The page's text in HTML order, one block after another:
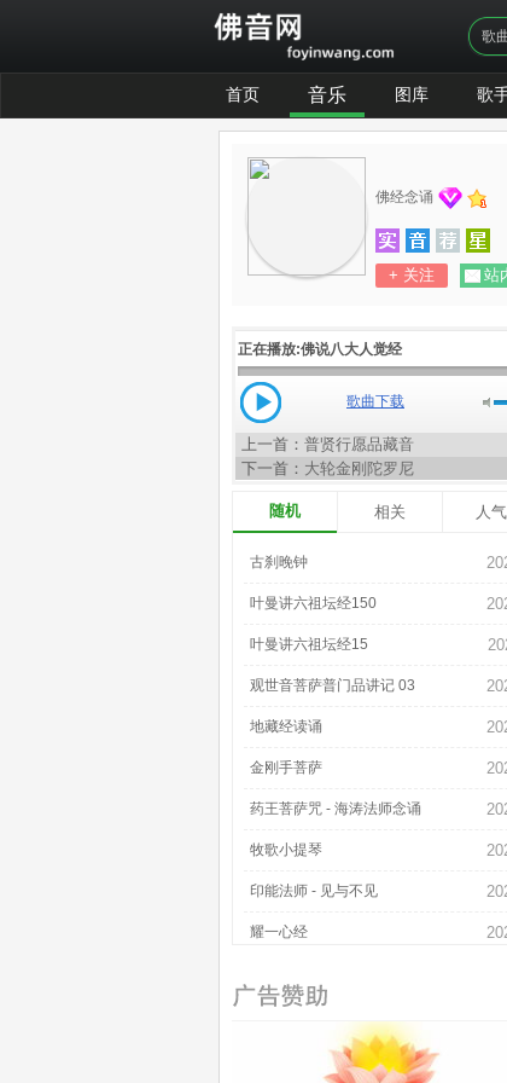
歌
首页 音乐 图库 歌
佛经念诵
+ 关注 站
正在播放:佛说八大人觉经
歌曲下载
上一首： 普贤行愿品藏音
下一首： 大轮金刚陀罗尼
随机 相关 人气
古刹晚钟
叶曼讲六祖坛经150
叶曼讲六祖坛经15
观世音菩萨普门品讲记 03
地藏经读诵
金刚手菩萨
药王菩萨咒 - 海涛法师念诵
牧歌小提琴
印能法师 - 见与不见
耀一心经
寺院介绍 - 法堂